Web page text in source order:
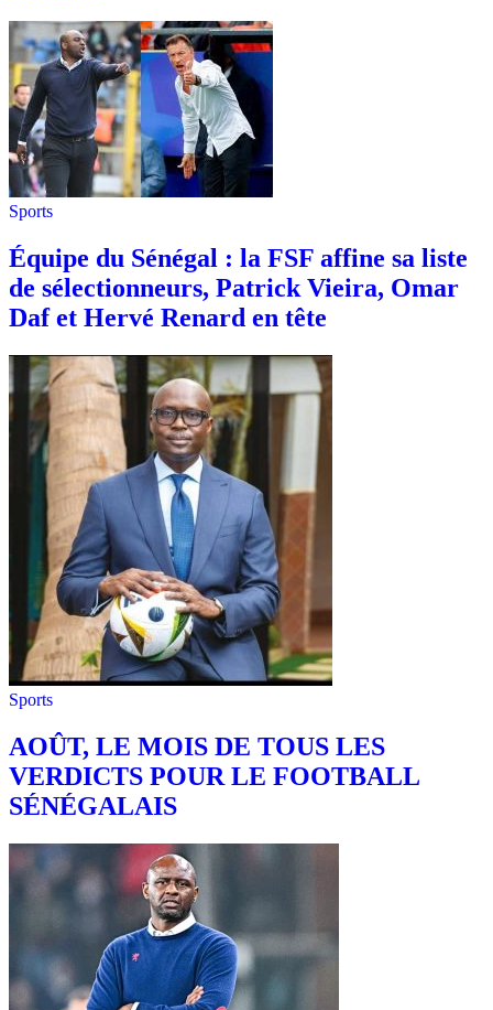
Sports
Équipe du Sénégal : la FSF affine sa liste
de sélectionneurs, Patrick Vieira, Omar
Daf et Hervé Renard en tête
Sports
AOÛT, LE MOIS DE TOUS LES
VERDICTS POUR LE FOOTBALL
SÉNÉGALAIS